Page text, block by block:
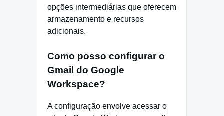
opções intermediárias que oferecem
armazenamento e recursos
adicionais.
Como posso configurar o
Gmail do Google
Workspace?
A configuração envolve acessar o